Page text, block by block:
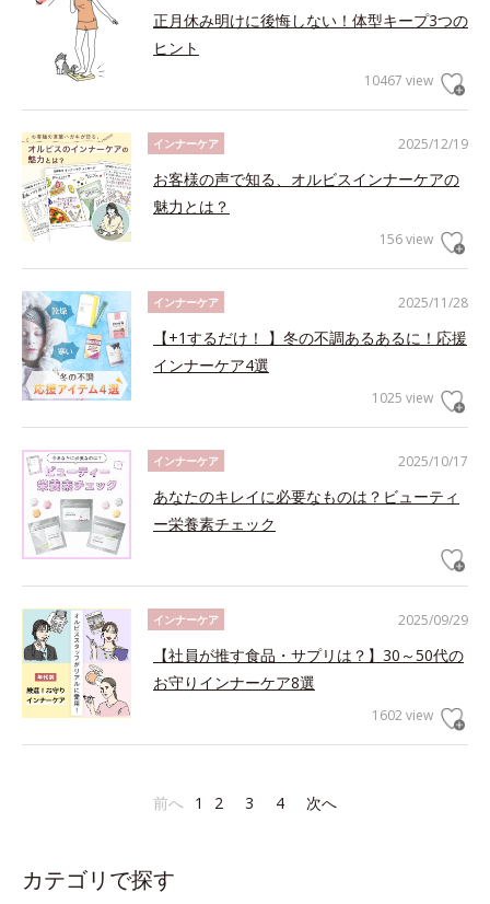
正月休み明けに後悔しない！体型キープ3つの
ヒント
10467 view
2025/12/19
インナーケア
お客様の声で知る、オルビスインナーケアの
魅力とは？
156 view
2025/11/28
インナーケア
【+1するだけ！ 】冬の不調あるあるに！応援
インナーケア4選
1025 view
2025/10/17
インナーケア
あなたのキレイに必要なものは？ビューティ
ー栄養素チェック
2025/09/29
インナーケア
【社員が推す食品・サプリは？】30～50代の
お守りインナーケア8選
1602 view
前へ 1 2 3 4 次へ
カテゴリで探す